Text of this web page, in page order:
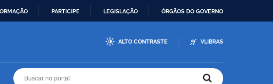
PARTICIPE LEGISLAÇÃO ÓRGÃOS DO GOVERNO
ALTO CONTRASTE VLIBRAS